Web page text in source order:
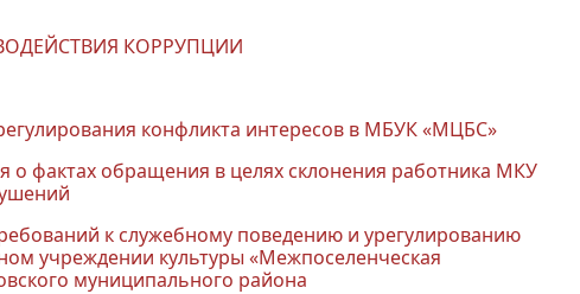
КОРРУПЦИИ
конфликта интересов в МБУК «МЦБС»
о фактах обращения в целях склонения работника МКУ
к служебному поведению и урегулированию
учреждении культуры «Межпоселенческая
муниципального района